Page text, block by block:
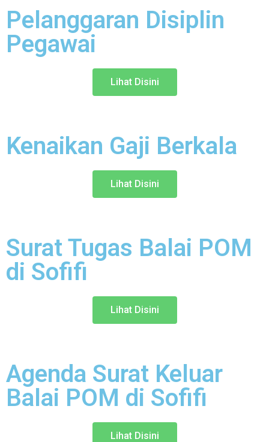
Pelanggaran Disiplin
Pegawai
Lihat Disini
Kenaikan Gaji Berkala
Lihat Disini
Surat Tugas Balai POM
di Sofifi
Lihat Disini
Agenda Surat Keluar
Balai POM di Sofifi
Lihat Disini